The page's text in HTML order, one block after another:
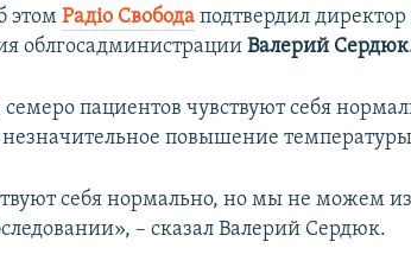
этомРадіо Свобода подтвердил
облгосадминистрацииВалерий Сердюк
пациентов чувствуют себя
повышение температуры
себя нормально, но мы не можем
– сказал Валерий Сердюк.